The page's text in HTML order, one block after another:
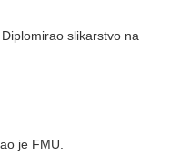
slikarstvo na
je FMU.